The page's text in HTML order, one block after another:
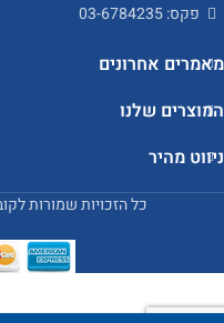
פקס: 03-6784235
מאמרים אחרונים
המוצרים שלנו
ניווט מהיר
כל הזכויות שמורות